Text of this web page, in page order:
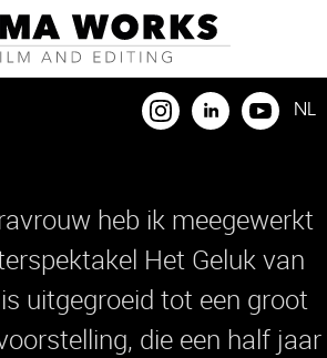
NL
heb ik meegewerkt
Het Geluk van
uitgegroeid tot een groot
die een half jaar